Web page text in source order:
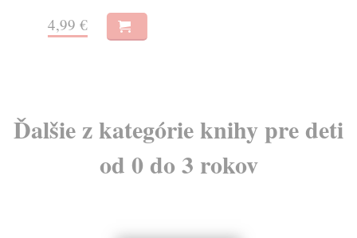
4,99 €
Ďalšie z kategórie knihy pre deti
od 0 do 3 rokov